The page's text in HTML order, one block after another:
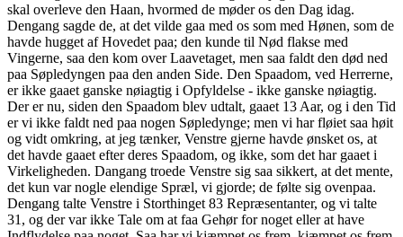
skal overleve den Haan, hvormed de møder os den Dag idag.
Dengang sagde de, at det vilde gaa med os som med Hønen, som de
havde hugget af Hovedet paa; den kunde til Nød flakse med
Vingerne, saa den kom over Laavetaget, men saa faldt den død ned
paa Søpledyngen paa den anden Side. Den Spaadom, ved Herrerne,
er ikke gaaet ganske nøiagtig i Opfyldelse - ikke ganske nøiagtig.
Der er nu, siden den Spaadom blev udtalt, gaaet 13 Aar, og i den Tid
er vi ikke faldt ned paa nogen Søpledynge; men vi har fløiet saa høit
og vidt omkring, at jeg tænker, Venstre gjerne havde ønsket os, at
det havde gaaet efter deres Spaadom, og ikke, som det har gaaet i
Virkeligheden. Dangang troede Venstre sig saa sikkert, at det mente,
det kun var nogle elendige Spræl, vi gjorde; de følte sig ovenpaa.
Dengang talte Venstre i Storthinget 83 Repræsentanter, og vi talte
31, og der var ikke Tale om at faa Gehør for noget eller at have